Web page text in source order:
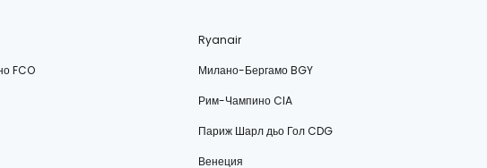
Ryanair
FCO
Милано-Бергамо BGY
Рим-Чампино CIA
Париж Шарл дьо Гол CDG
Венеция